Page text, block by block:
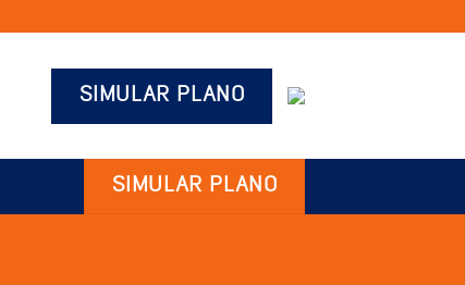
SIMULAR PLANO
SIMULAR PLANO